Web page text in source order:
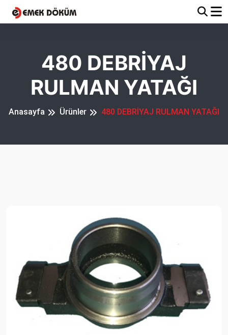
480 DEBRİYAJ
RULMAN YATAĞI
Anasayfa Ürünler 480 DEBRİYAJ RULMAN YATAĞI